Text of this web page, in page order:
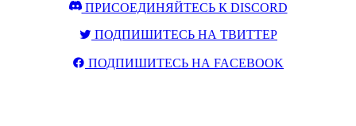
ПРИСОЕДИНЯЙТЕСЬ К DISCORD
ПОДПИШИТЕСЬ НА ТВИТТЕР
ПОДПИШИТЕСЬ НА FACEBOOK